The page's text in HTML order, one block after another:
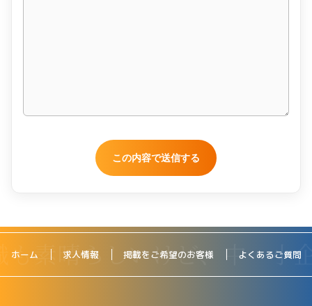
ホーム 求人情報 掲載をご希望のお客様 よくあるご質問